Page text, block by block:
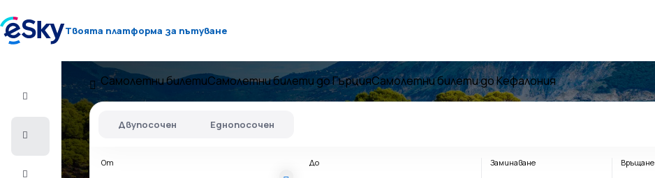
Твоята платформа за пътуване
Полет+Хотел
Самолетни
билети
Почивки
Самолетни билетиСамолетни билети до ГърцияСамолетни билети до Кефалония
Двупосочен Еднопосочен
От До Заминаване Връщане